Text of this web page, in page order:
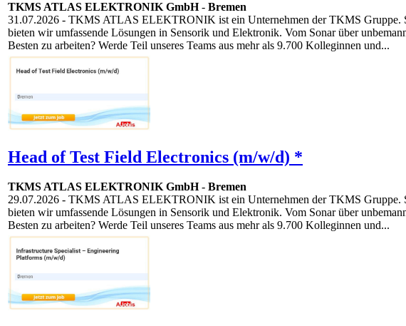
TKMS ATLAS ELEKTRONIK GmbH- Bremen
31.07.2026 - TKMS ATLAS ELEKTRONIK ist ein Unternehmen der TKMS Gruppe.
bieten wir umfassende Lösungen in Sensorik und Elektronik. Vom Sonar über
Besten zu arbeiten? Werde Teil unseres Teams aus mehr als 9.700 Kolleginnen und...
Head of Test Field Electronics (m/w/d) *
TKMS ATLAS ELEKTRONIK GmbH- Bremen
29.07.2026 - TKMS ATLAS ELEKTRONIK ist ein Unternehmen der TKMS Gruppe.
bieten wir umfassende Lösungen in Sensorik und Elektronik. Vom Sonar über
Besten zu arbeiten? Werde Teil unseres Teams aus mehr als 9.700 Kolleginnen und...